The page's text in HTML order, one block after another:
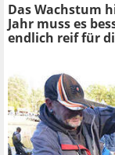
Das Wachstum
Jahr muss es
endlich reif für